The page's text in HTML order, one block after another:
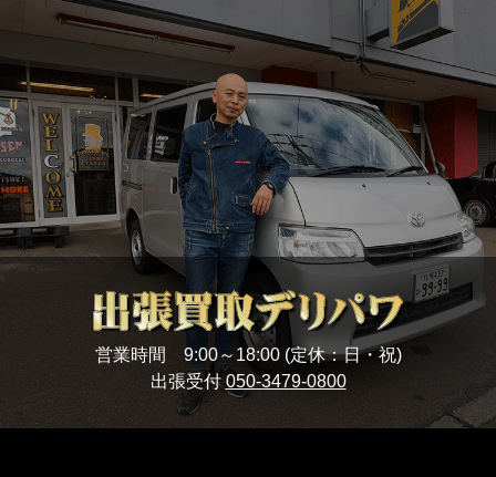
営業時間 9:00～18:00 (定休：日・祝)
出張受付050-3479-0800